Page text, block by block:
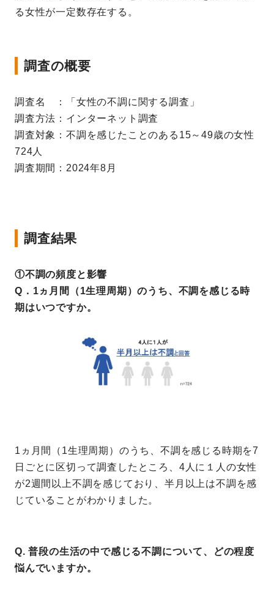
る女性が一定数存在する。
調査の概要
調査名 ：「女性の不調に関する調査」
調査方法：インターネット調査
調査対象：不調を感じたことのある15～49歳の女性
724人
調査期間：2024年8月
調査結果
①不調の頻度と影響
Q．1ヵ月間（1生理周期）のうち、不調を感じる時
期はいつですか。
1ヵ月間（1生理周期）のうち、不調を感じる時期を7
日ごとに区切って調査したところ、4人に１人の女性
が2週間以上不調を感じており、半月以上は不調を感
じていることがわかりました。
Q. 普段の生活の中で感じる不調について、どの程度
悩んでいますか。